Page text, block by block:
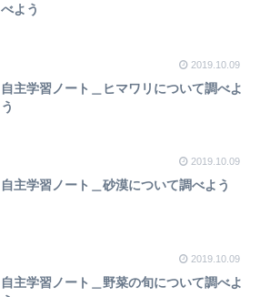
べよう
2019.10.09
自主学習ノート＿ヒマワリについて調べよ
う
2019.10.09
自主学習ノート＿砂漠について調べよう
2019.10.09
自主学習ノート＿野菜の旬について調べよ